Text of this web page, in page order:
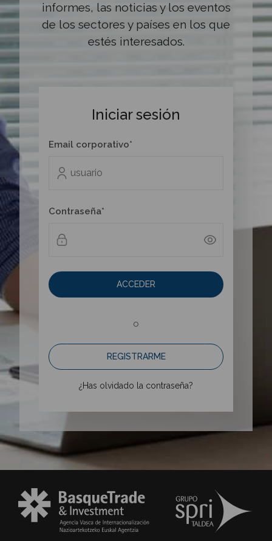
informes, las noticias y los eventos
de los sectores y países en los que
estés interesados.
Iniciar sesión
Email corporativo*
Contraseña*
ACCEDER
o
REGISTRARME
¿Has olvidado la contraseña?